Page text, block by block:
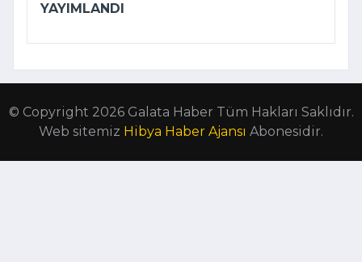
YAYIMLANDI
© Copyright 2026 Galata Haber Tüm Hakları Saklıdır.
Web sitemiz Hibya Haber Ajansı Abonesidir.